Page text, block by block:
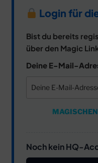
Login für
Bist du bereits
über den Magic
Deine E-Mail-
Noch kein HQ-